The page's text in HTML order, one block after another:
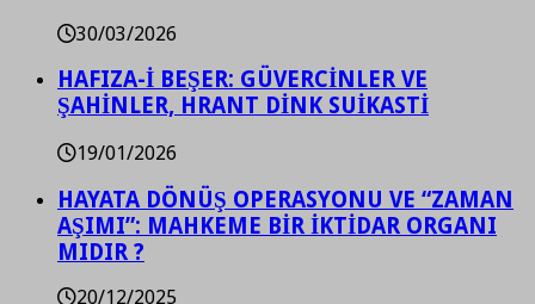
30/03/2026
HAFIZA-İ BEŞER: GÜVERCİNLER VE
ŞAHİNLER, HRANT DİNK SUİKASTİ
19/01/2026
HAYATA DÖNÜŞ OPERASYONU VE “ZAMAN
AŞIMI”: MAHKEME BİR İKTİDAR ORGANI
MIDIR ?
20/12/2025